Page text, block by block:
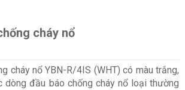
cháy nổ
cháy nổ YBN-R/4IS (WHT) có màu trắng,
dòng đầu báo chống cháy nổ loại thường